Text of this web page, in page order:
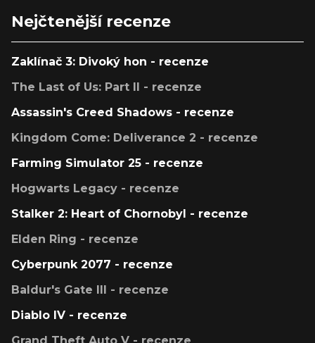
Nejčtenější recenze
Zaklínač 3: Divoký hon - recenze
The Last of Us: Part II - recenze
Assassin's Creed Shadows - recenze
Kingdom Come: Deliverance 2 - recenze
Farming Simulator 25 - recenze
Hogwarts Legacy - recenze
Stalker 2: Heart of Chornobyl - recenze
Elden Ring - recenze
Cyberpunk 2077 - recenze
Baldur's Gate III - recenze
Diablo IV - recenze